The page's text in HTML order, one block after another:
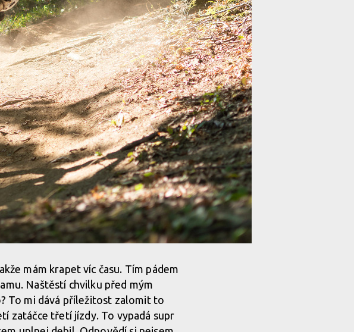
mám krapet víc času. Tím pádem
Naštěstí chvilku před mým
To mi dává příležitost zalomit to
zatáčce třetí jízdy. To vypadá supr